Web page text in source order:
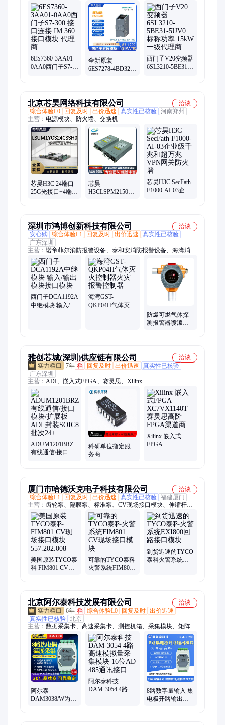
电机、西门子G120变频器、西门子PLC、光学影像筛选机、机器
人管线包、西门子V90伺服电机、西门子V90伺服驱动、西门子
触摸屏、外观缺陷检测、外观检测、尺寸检测、分页贴标机、视
觉贴标机、片料贴标机、机器人配件、V20变频器、高惯量电
机、编码器线缆、六轴协作工业机器人、6轴机械臂、不干胶贴
标机
6ES7360-3AA01-
0AA0西门子S7-
全新原装
6ES7278-4BD32-
西门子V20变频器
6SL3210-5BE31-
北京芯昊网络科技有限公司
洽谈
综合体验L0
回复及时 出价迅速 真实性已核验 河南郑州
主营： 电源模块、防火墙、交换机
芯昊H3C 24端口
25G光接口+4端口
芯昊
H3CLSPM2150A
芯昊H3C SecFath
F1000-AI-03企业
深圳市鸿博创新科技有限公司
洽谈
安心购
综合体验L1 回复及时 出价迅速
真实性已核验
广东深圳
主营： 诺帝菲尔消防报警设备、泰和安消防报警设备、海湾消防
报警设备、西门子中继模块、图像型火灾探测器、青鸟消防火灾
报警设备、西门子消防报警设备、烟雾传感器RS485、配电房火
灾报警系统、联网型感温探测器、防爆火焰探测器、联网输出烟
感探测器、水浸传感器、烟温复合探测器、车库CO浓度监控探
测器、防爆手动报警按钮、消防电源箱、烟雾报警器、防爆红外
火焰探测器、防爆气体检测仪、感温感烟火灾探测器、热解粒子
西门子DCA1192A
中继模块 输入/输
海湾GST-
QKP04H气体灭火
防爆可燃气体探
测报警器喷漆房
雅创芯城(深圳)供应链有限公司
洽谈
7年 档 回复及时 出价迅速
真实性已核验
广东深圳
主营： ADI、嵌入式FPGA、赛灵思、Xilinx
ADUM1201BRZ
有线通信/接口模
科研单位指定服
务商
Xilinx 嵌入式
FPGA
厦门市哈德沃克电子科技有限公司
洽谈
综合体验L1
回复及时 出价迅速 真实性已核验 福建厦门
主营： 齿轮泵、隔膜泵、标准泵、CV现场接口模块、伸缩杆、
排污阀、电动泵、电磁阀、旁路泵、液压泵、密封圈、导航灯、
传感器、热电偶、卤钨灯、架油封、油压表、水温表、高级泵、
防护盒、障碍灯、调节器、液位表、转速表、插接件、真空表
美国原装TYCO泰
科 FIM801 CV现
可靠的TYCO泰科
火警系统FIM801
到货迅速的TYCO
泰科火警系统
北京阿尔泰科技发展有限公司
洽谈
6年 档 综合体验L0 回复及时 出价迅速
真实性已核验 北京
主营： 数据采集卡、高速采集卡、测控机箱、采集模块、矩阵开
关模块、控制器、万用表卡、高速数字化仪、24位IEPE卡、高速
示波器卡、电压采集卡、电流采集卡、PXI、PCIe、PXIe、板
卡、开关卡、串口卡、数据采集器
阿尔泰
DAM3038/W为8
阿尔泰科技
DAM-3054 4路高
8路数字量输入 集
电极开路输出模